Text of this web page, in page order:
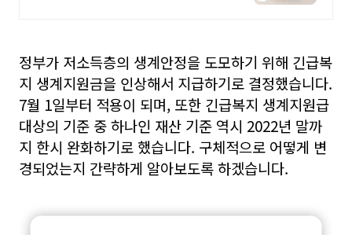
정부가 저소득층의 생계안정을 도모하기 위해 긴급복
지 생계지원금을 인상해서 지급하기로 결정했습니다.
7월 1일부터 적용이 되며, 또한 긴급복지 생계지원급
대상의 기준 중 하나인 재산 기준 역시 2022년 말까
지 한시 완화하기로 했습니다. 구체적으로 어떻게 변
경되었는지 간략하게 알아보도록 하겠습니다.